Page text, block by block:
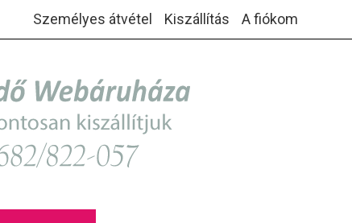
Személyes átvétel Kiszállítás A fiókom